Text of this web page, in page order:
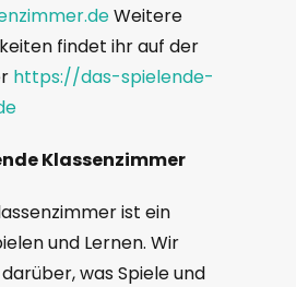
Weitere
findet ihr auf der
https://das-spielende-
Klassenzimmer
ist ein
und Lernen. Wir
was Spiele und